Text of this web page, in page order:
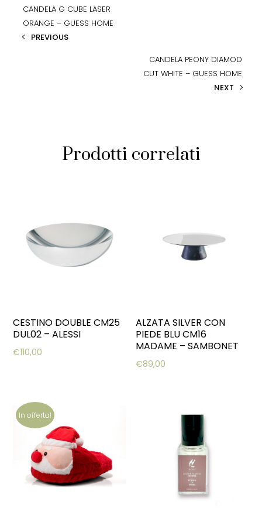
CANDELA G CUBE LASER
ORANGE – GUESS HOME
PREVIOUS
CANDELA PEONY DIAMOD
CUT WHITE – GUESS HOME
NEXT
Prodotti correlati
CESTINO DOUBLE CM25
DUL02 – ALESSI
€110,00
ALZATA SILVER CON
PIEDE BLU CM16
MADAME – SAMBONET
€89,00
In offerta!